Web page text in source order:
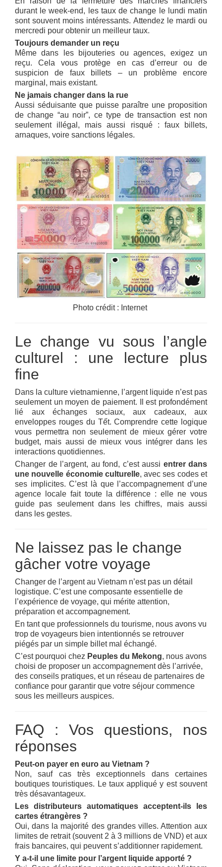
durant le week-end, les taux de change le lundi matin
sont souvent moins intéressants. Attendez le mardi ou
mercredi pour obtenir un meilleur taux.
Toujours demander un reçu
Même dans les bijouteries ou agences, exigez un
reçu. Cela vous protège en cas d’erreur ou de
suspicion de faux billets – un problème encore
marginal, mais existant.
Ne jamais changer dans la rue
Aussi séduisante que puisse paraître une proposition
de change “au noir”, ce type de transaction est non
seulement illégal, mais aussi risqué : faux billets,
arnaques, voire sanctions légales.
Photo crédit : Internet
Le change vu sous l’angle
culturel : une lecture plus
fine
Dans la culture vietnamienne, l’argent liquide n’est pas
seulement un moyen de paiement. Il est profondément
lié aux échanges sociaux, aux cadeaux, aux
enveloppes rouges du Tết. Comprendre cette logique
vous permettra non seulement de mieux gérer votre
budget, mais aussi de mieux vous intégrer dans les
interactions quotidiennes.
Changer de l’argent, au fond, c’est aussi entrer dans
une nouvelle économie culturelle, avec ses codes et
ses implicites. C’est là que l’accompagnement d’une
agence locale fait toute la différence : elle ne vous
guide pas seulement dans les chiffres, mais aussi
dans les gestes.
Ne laissez pas le change
gâcher votre voyage
Changer de l’argent au Vietnam n’est pas un détail
logistique. C’est une composante essentielle de
l’expérience de voyage, qui mérite attention,
préparation et accompagnement.
En tant que professionnels du tourisme, nous avons vu
trop de voyageurs bien intentionnés se retrouver
piégés par un simple billet mal échangé.
C’est pourquoi chez Peuples du Mekong, nous avons
choisi de proposer un accompagnement dès l’arrivée,
des conseils pratiques, et un réseau de partenaires de
confiance pour garantir que votre séjour commence
sous les meilleurs auspices.
FAQ : Vos questions, nos
réponses
Peut-on payer en euro au Vietnam ?
Non, sauf cas très exceptionnels dans certaines
boutiques touristiques. Le taux appliqué y est souvent
très désavantageux.
Les distributeurs automatiques acceptent-ils les
cartes étrangères ?
Oui, dans la majorité des grandes villes. Attention aux
limites de retrait (souvent 2 à 3 millions de VND) et aux
frais bancaires, qui peuvent s’additionner rapidement.
Y a-t-il une limite pour l’argent liquide apporté ?